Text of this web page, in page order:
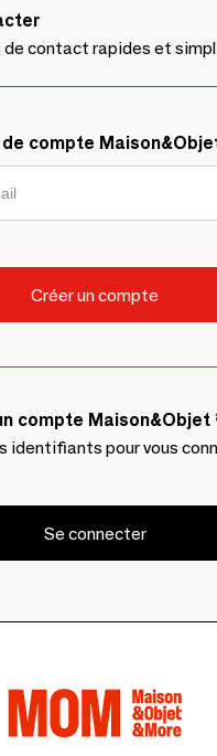
de contact rapides et
compte
compte Maison&Objet
identifiants pour vous
Se connecter